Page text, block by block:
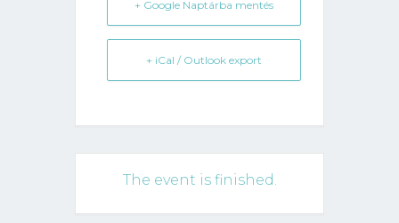
+ Google Naptárba mentés
+ iCal / Outlook export
The event is finished.